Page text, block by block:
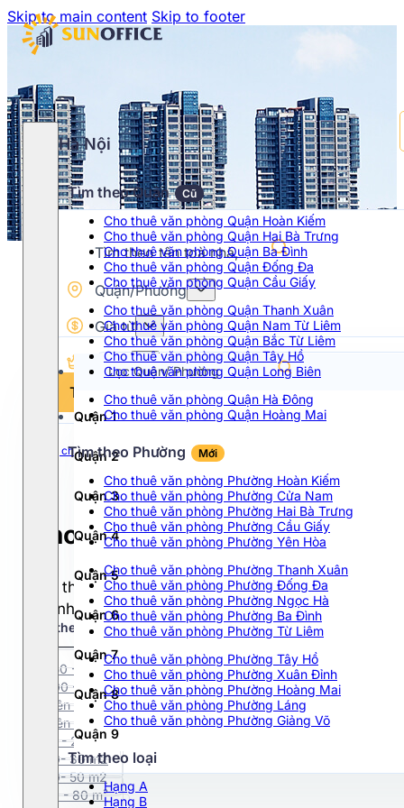
Skip to main content Skip to footer
Hà Nội
Tìm theo Quận Cũ
Cho thuê văn phòng Quận Hoàn Kiếm
Cho thuê văn phòng Quận Hai Bà Trưng
Cho thuê văn phòng Quận Ba Đình
Cho thuê văn phòng Quận Đống Đa
Cho thuê văn phòng Quận Cầu Giấy
Cho thuê văn phòng Quận Thanh Xuân
Cho thuê văn phòng Quận Nam Từ Liêm
Cho thuê văn phòng Quận Bắc Từ Liêm
Cho thuê văn phòng Quận Tây Hồ
Cho thuê văn phòng Quận Long Biên
Cho thuê văn phòng Quận Hà Đông
Cho thuê văn phòng Quận Hoàng Mai
Tìm theo Phường Mới
Cho thuê văn phòng Phường Hoàn Kiếm
Cho thuê văn phòng Phường Cửa Nam
Cho thuê văn phòng Phường Hai Bà Trưng
Cho thuê văn phòng Phường Cầu Giấy
Cho thuê văn phòng Phường Yên Hòa
Cho thuê văn phòng Phường Thanh Xuân
Cho thuê văn phòng Phường Đống Đa
Cho thuê văn phòng Phường Ngọc Hà
Cho thuê văn phòng Phường Ba Đình
Cho thuê văn phòng Phường Từ Liêm
Cho thuê văn phòng Phường Tây Hồ
Cho thuê văn phòng Phường Xuân Đỉnh
Cho thuê văn phòng Phường Hoàng Mai
Cho thuê văn phòng Phường Láng
Cho thuê văn phòng Phường Giảng Võ
Tìm theo loại
Hạng A
Hạng B
Quận/Phường
Quận 1
Quận 2
Quận 3
Quận 4
Quận 5
Quận 6
Quận 7
Quận 8
Quận 9
Quận 10
Giá từ
Tất cả
Dưới 10$
10$ - 20$
20$ - 30$
30$ - 40$
40$ - 50$
>50$
Hạng
Chọn hạng
Tất cả
Hạng A
Hạng B
Hạng C
Hạng D
Tìm kiếm
Trang chủ TPHCM Quận 1 Đường Nguyễn Văn Thủ
Cho thuê văn phòng Đường
Cho thuê văn phòng tại Đường Nguyễn Văn Thủ
toà nhà hạng A-B-C với đa dạng diện tích từ
Tìm theo phường Mới
250 - 300 m²
300 - 500 m²
Trên 500 m²
Trên 1000m2
10 - 20m2
20- 30 m2
30- 50 m2
50 - 80 m²